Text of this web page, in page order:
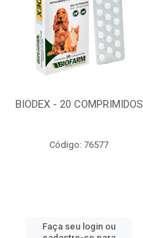
BIODEX - 20 COMPRIMIDOS
Código: 76577
Faça seu login ou